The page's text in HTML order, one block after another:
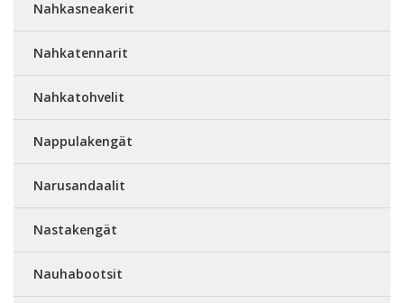
Nahkasneakerit
Nahkatennarit
Nahkatohvelit
Nappulakengät
Narusandaalit
Nastakengät
Nauhabootsit